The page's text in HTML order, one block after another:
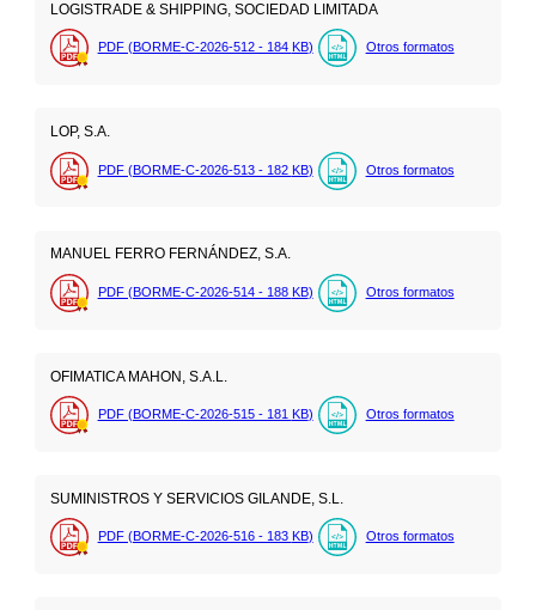
LOGISTRADE & SHIPPING, SOCIEDAD LIMITADA
PDF (BORME-C-2026-512 - 184 KB) Otros formatos
LOP, S.A.
PDF (BORME-C-2026-513 - 182 KB) Otros formatos
MANUEL FERRO FERNÁNDEZ, S.A.
PDF (BORME-C-2026-514 - 188 KB) Otros formatos
OFIMATICA MAHON, S.A.L.
PDF (BORME-C-2026-515 - 181 KB) Otros formatos
SUMINISTROS Y SERVICIOS GILANDE, S.L.
PDF (BORME-C-2026-516 - 183 KB) Otros formatos